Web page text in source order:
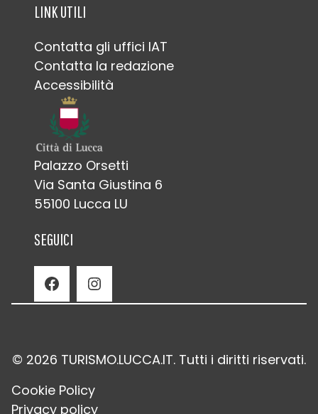
LINK UTILI
Contatta gli uffici IAT
Contatta la redazione
Accessibilità
Palazzo Orsetti
Via Santa Giustina 6
55100 Lucca LU
SEGUICI
Facebook Instagram
© 2026 TURISMO.LUCCA.IT. Tutti i diritti riservati.
Cookie Policy
Privacy policy